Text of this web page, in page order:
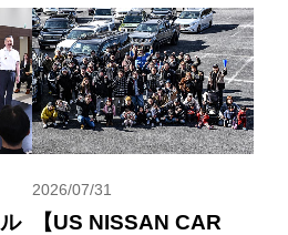
2026/07/31
【US NISSAN CAR